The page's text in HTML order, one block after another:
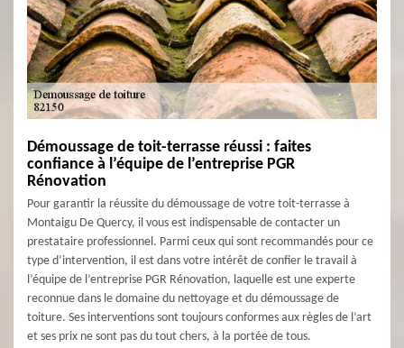
Démoussage de toit-terrasse réussi : faites
confiance à l’équipe de l’entreprise PGR
Rénovation
Pour garantir la réussite du démoussage de votre toit-terrasse à
Montaigu De Quercy, il vous est indispensable de contacter un
prestataire professionnel. Parmi ceux qui sont recommandés pour ce
type d’intervention, il est dans votre intérêt de confier le travail à
l’équipe de l’entreprise PGR Rénovation, laquelle est une experte
reconnue dans le domaine du nettoyage et du démoussage de
toiture. Ses interventions sont toujours conformes aux règles de l’art
et ses prix ne sont pas du tout chers, à la portée de tous.